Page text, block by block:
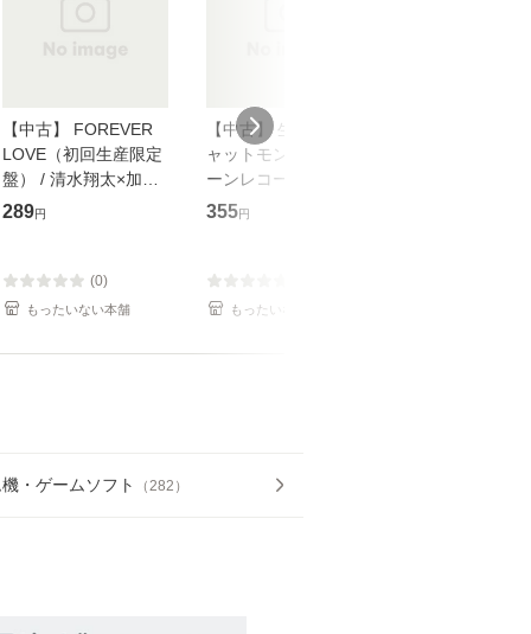
【中古】 FOREVER
LOVE（初回生産限定
盤） / 清水翔太×加藤
ミリヤ / [CD]【メール
289円
(0)
もったいない本舗
【中古】 生命力 / チ
ャットモンチー / キュ
ーンレコード [CD]
【メール便送料無料】
355円
もったいない本舗
・ゲームソフト （ 282 ）